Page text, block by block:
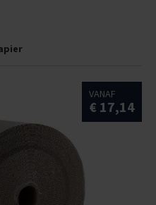
VANAF
€ 17,14